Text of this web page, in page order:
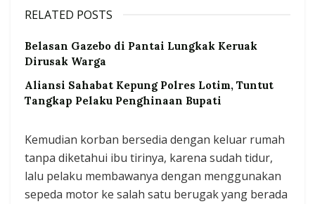
RELATED POSTS
Belasan Gazebo di Pantai Lungkak Keruak
Dirusak Warga
Aliansi Sahabat Kepung Polres Lotim, Tuntut
Tangkap Pelaku Penghinaan Bupati
Kemudian korban bersedia dengan keluar rumah
tanpa diketahui ibu tirinya, karena sudah tidur,
lalu pelaku membawanya dengan menggunakan
sepeda motor ke salah satu berugak yang berada